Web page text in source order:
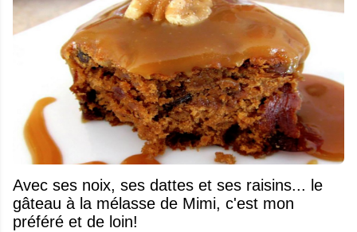
Avec ses noix, ses dattes et ses raisins... le
gâteau à la mélasse de Mimi, c'est mon
préféré et de loin!